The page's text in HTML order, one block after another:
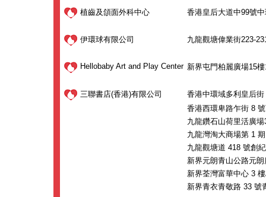
植齒及頜面外科中心 香港皇后大道中99號
伊環球有限公司 九龍觀塘偉業街223-
Hellobaby Art and Play Center 新界屯門柏麗廣場15
三聯書店(香港)有限公司
香港中環域多利皇后
香港西環卑路乍街 8
九龍鑽石山荷里活廣
九龍灣淘大商場第 1
九龍觀塘道 418 號創
新界元朗青山公路元
新界荃灣富華中心 3
新界青衣青敬路 33 號